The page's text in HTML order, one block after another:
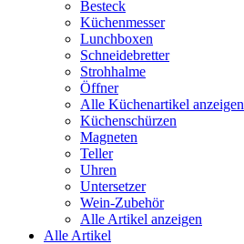
Besteck
Küchenmesser
Lunchboxen
Schneidebretter
Strohhalme
Öffner
Alle Küchenartikel anzeigen
Küchenschürzen
Magneten
Teller
Uhren
Untersetzer
Wein-Zubehör
Alle Artikel anzeigen
Alle Artikel